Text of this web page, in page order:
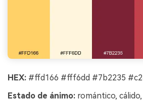
HEX: #ffd166 #fff6dd #7b2235
Estado de ánimo: romántico,